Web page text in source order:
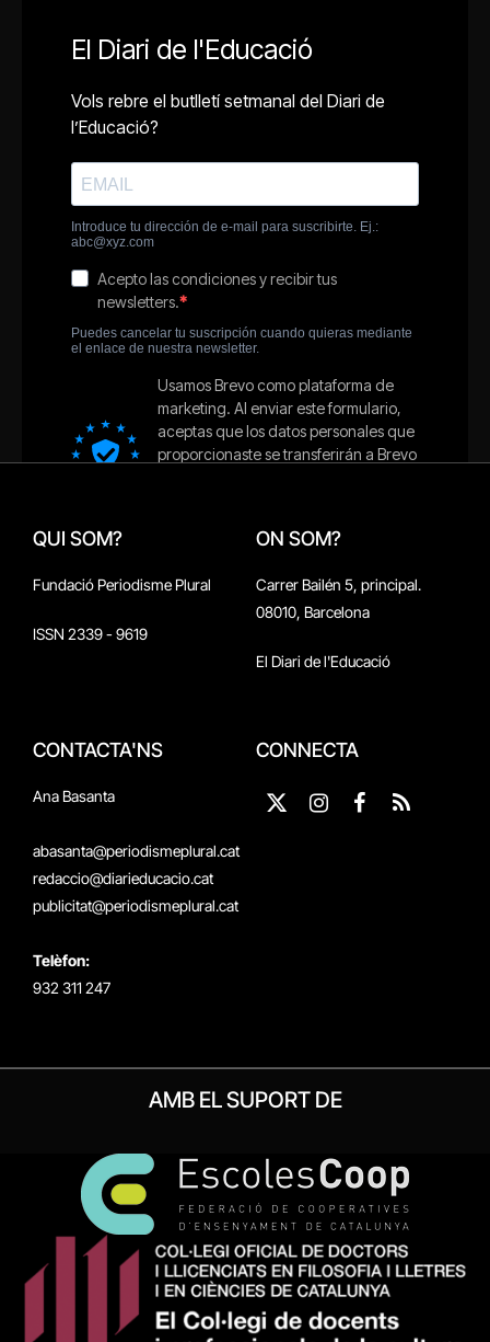
QUI SOM?
Fundació Periodisme Plural
ISSN 2339 - 9619
ON SOM?
Carrer Bailén 5, principal.
08010, Barcelona
El Diari de l'Educació
CONTACTA'NS
Ana Basanta
abasanta@periodismeplural.cat
redaccio@diarieducacio.cat
publicitat@periodismeplural.cat
Telèfon:
932 311 247
CONNECTA
X
Instagram
Facebook
RSS
AMB EL SUPORT DE